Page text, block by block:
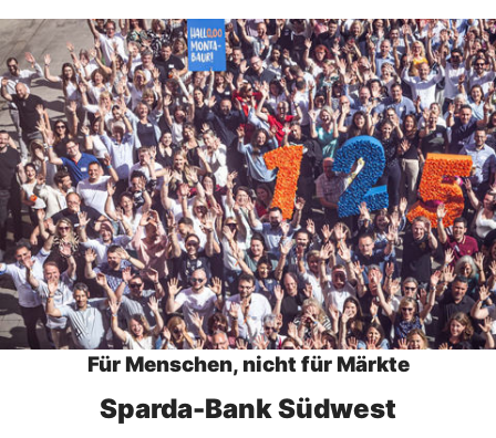
Für Menschen, nicht für Märkte
Sparda-Bank Südwest